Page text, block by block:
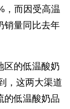
，而因受高温
销量同比去年
区的低温酸奶
，这两大渠道
的低温酸奶品